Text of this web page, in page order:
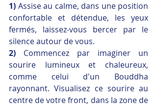
1) Assise au calme, dans une position
confortable et détendue, les yeux
fermés, laissez-vous bercer par le
silence autour de vous.
2) Commencez par imaginer un
sourire lumineux et chaleureux,
comme celui d'un Bouddha
rayonnant. Visualisez ce sourire au
centre de votre front, dans la zone de